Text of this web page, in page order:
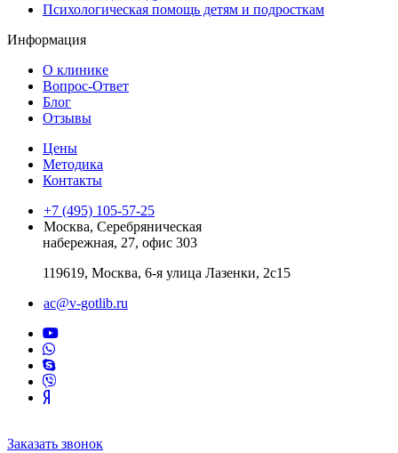
Психологическая помощь детям и подросткам
Информация
О клинике
Вопрос-Ответ
Блог
Отзывы
Цены
Методика
Контакты
+7 (495) 105-57-25
Москва, Серебряническая
набережная, 27, офис 303
119619, Москва, 6-я улица Лазенки, 2с15
ac@v-gotlib.ru
Заказать звонок